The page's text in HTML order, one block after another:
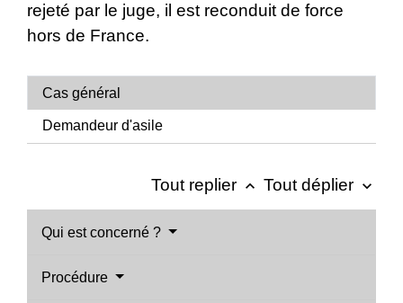
rejeté par le juge, il est reconduit de force
hors de France.
Cas général
Demandeur d'asile
Tout replier keyboard_arrow_up Tout déplier keyboard_arrow_down
Qui est concerné ?
Procédure